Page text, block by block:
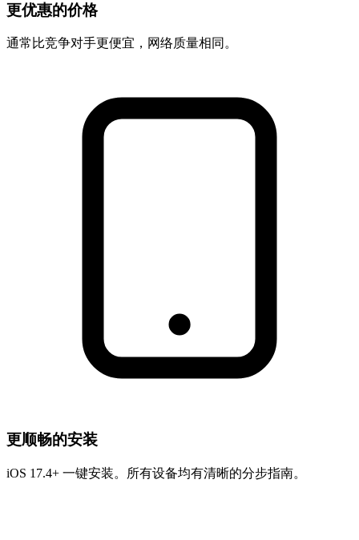
更优惠的价格
通常比竞争对手更便宜，网络质量相同。
更顺畅的安装
iOS 17.4+ 一键安装。所有设备均有清晰的分步指南。